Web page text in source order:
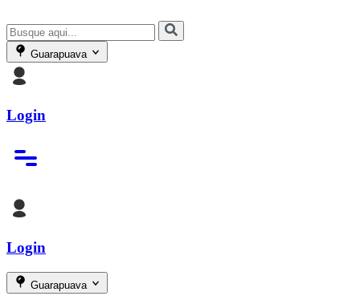
Guarapuava
Login
Login
Guarapuava